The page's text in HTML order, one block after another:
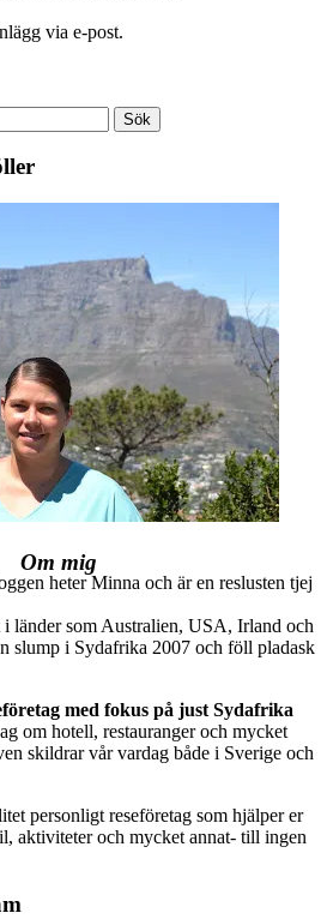
via e-post.
Om mig
heter Minna och är en reslusten tjej
länder som Australien, USA, Irland och
slump i Sydafrika 2007 och föll pladask
med fokus på just Sydafrika
om hotell, restauranger och mycket
skildrar vår vardag både i Sverige och
personligt reseföretag som hjälper er
aktiviteter och mycket annat- till ingen